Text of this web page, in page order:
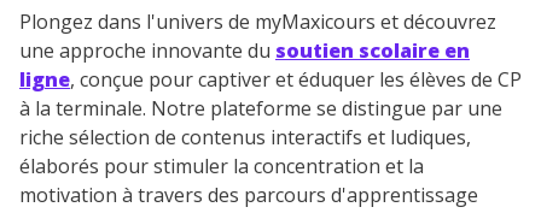
Plongez dans l'univers de myMaxicours et découvrez
une approche innovante du soutien scolaire en
ligne, conçue pour captiver et éduquer les élèves de CP
à la terminale. Notre plateforme se distingue par une
riche sélection de contenus interactifs et ludiques,
élaborés pour stimuler la concentration et la
motivation à travers des parcours d'apprentissage